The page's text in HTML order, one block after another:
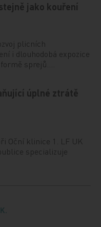
jako kouření
plicních
i dlouhodobá expozice
sprejů.…
úplné ztrátě
Oční klinice 1. LF UK
specializuje